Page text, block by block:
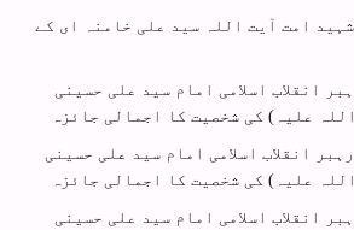
امت آیت اللہ سید علی خامنہ ای کے
انقلاب اسلامی امام سید علی حسینی
علیہ) کی شخصیت کا اجمالی جائزہ
انقلاب اسلامی امام سید علی حسینی
علیہ) کی شخصیت کا اجمالی جائزہ
انقلاب اسلامی امام سید علی حسینی